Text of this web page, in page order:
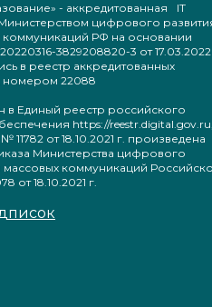
- аккредитованная IT
цифрового
коммуникаций РФ на основании
3829208820-3 от 17.03.2022
в реестр аккредитованных
номером 22088
Единый реестр российского
https://
11782 от 18.10.2021 г.
Министерства цифрового
массовых коммуникаций
от 18.10.2021 г.